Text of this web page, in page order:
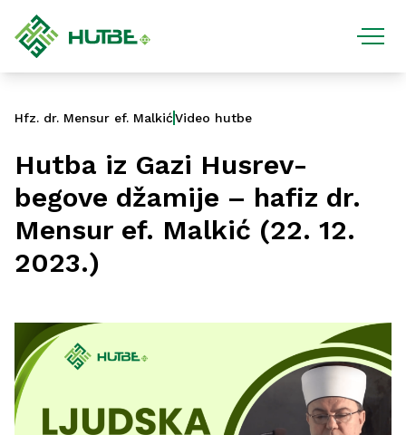
Hfz. dr. Mensur ef. MalkićVideo hutbe
Hutba iz Gazi Husrev-
begove džamije – hafiz dr.
Mensur ef. Malkić (22. 12.
2023.)